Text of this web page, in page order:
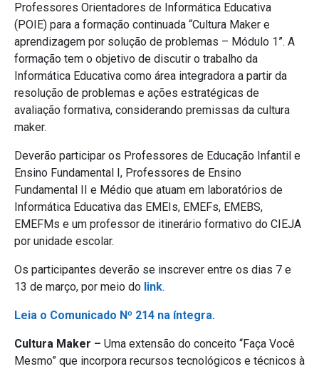
Professores Orientadores de Informática Educativa
(POIE) para a formação continuada “Cultura Maker e
aprendizagem por solução de problemas – Módulo 1”. A
formação tem o objetivo de discutir o trabalho da
Informática Educativa como área integradora a partir da
resolução de problemas e ações estratégicas de
avaliação formativa, considerando premissas da cultura
maker.
Deverão participar os Professores de Educação Infantil e
Ensino Fundamental I, Professores de Ensino
Fundamental II e Médio que atuam em laboratórios de
Informática Educativa das EMEIs, EMEFs, EMEBS,
EMEFMs e um professor de itinerário formativo do CIEJA
por unidade escolar.
Os participantes deverão se inscrever entre os dias 7 e
13 de março, por meio do link.
Leia o Comunicado Nº 214 na íntegra.
Cultura Maker – Uma extensão do conceito “Faça Você
Mesmo” que incorpora recursos tecnológicos e técnicos à